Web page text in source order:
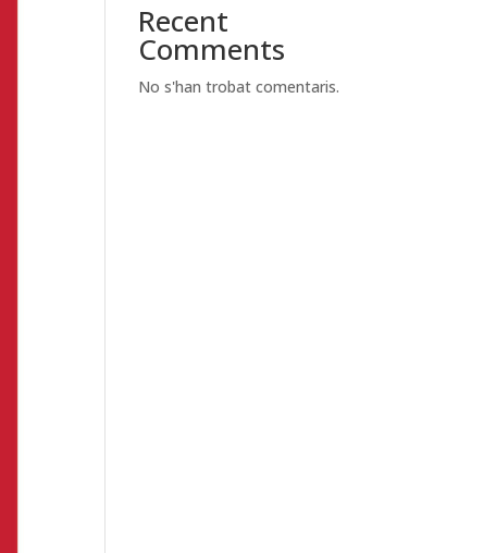
Recent
Comments
No s'han trobat comentaris.